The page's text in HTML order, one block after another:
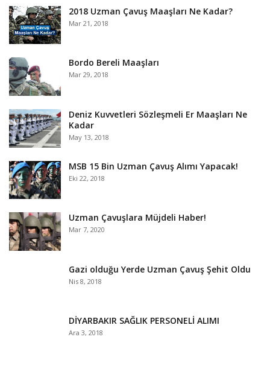
2018 Uzman Çavuş Maaşları Ne Kadar?
Mar 21, 2018
Bordo Bereli Maaşları
Mar 29, 2018
Deniz Kuvvetleri Sözleşmeli Er Maaşları Ne
Kadar
May 13, 2018
MSB 15 Bin Uzman Çavuş Alımı Yapacak!
Eki 22, 2018
Uzman Çavuşlara Müjdeli Haber!
Mar 7, 2020
Gazi olduğu Yerde Uzman Çavuş Şehit Oldu
Nis 8, 2018
DİYARBAKIR SAĞLIK PERSONELİ ALIMI
Ara 3, 2018